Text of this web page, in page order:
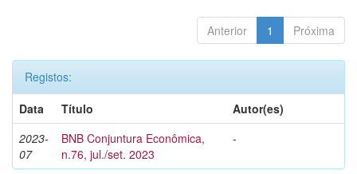
Anterior 1 Próxima
Registos:
Data
Título
Autor(es)
2023-
07
BNB Conjuntura Econômica,
n.76, jul./set. 2023
-